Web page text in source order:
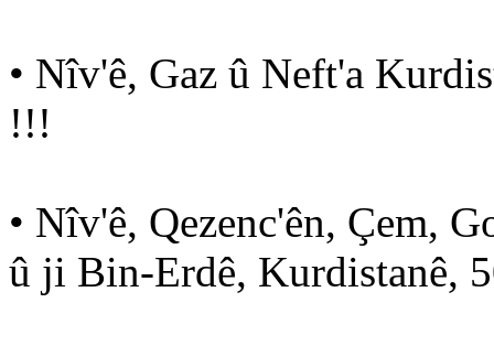
• Nîv'ê, Gaz û Neft'a
!!!
• Nîv'ê, Qezenc'ên, Çem,
û ji Bin-Erdê, Kurdistanê,